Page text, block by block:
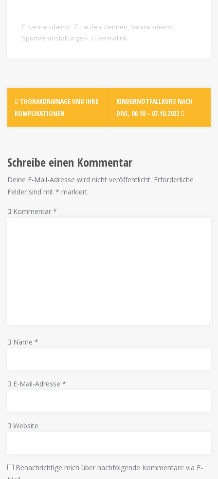
Sanitätsdienst Laufen, Rennen, Sanitätsdienst,
Sportveranstaltungen
permalink
THORAXDRAINAGE UND IHRE
KOMPLIKATIONEN
KINDERNOTFALLKURS NACH
DIVI, 06.10 – 07.10.2022
Schreibe einen Kommentar
Deine E-Mail-Adresse wird nicht veröffentlicht. Erforderliche
Felder sind mit * markiert
Kommentar *
Name *
E-Mail-Adresse *
Website
Benachrichtige mich über nachfolgende Kommentare via E-